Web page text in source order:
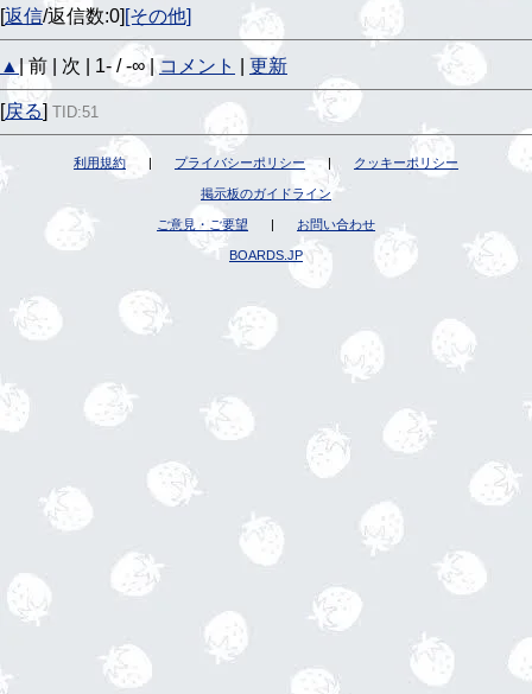
[返信/返信数:0] [その他]
▲| 前 | 次 | 1- / -∞ | コメント 更新
[戻る] TID:51
利用規約 | プライバシーポリシー | クッキーポリシー
掲示板のガイドライン
ご意見・ご要望 お問い合わせ
BOARDS.JP